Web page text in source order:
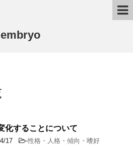
embryo
化することについて
17 -性格・人格・傾向・嗜好